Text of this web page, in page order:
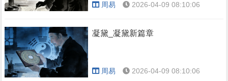
周易 2026-04-09 08:10:06
凝黛_凝黛新篇章
周易 2026-04-09 08:10:06